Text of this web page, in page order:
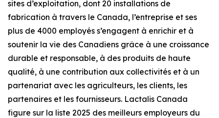
sites d’exploitation, dont 20 installations de
fabrication à travers le Canada, l’entreprise et ses
plus de 4000 employés s’engagent à enrichir et à
soutenir la vie des Canadiens grâce à une croissance
durable et responsable, à des produits de haute
qualité, à une contribution aux collectivités et à un
partenariat avec les agriculteurs, les clients, les
partenaires et les fournisseurs. Lactalis Canada
figure sur la liste 2025 des meilleurs employeurs du